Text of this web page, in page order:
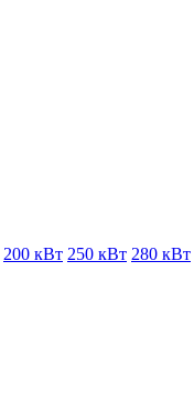
200 кВт 250 кВт 280 кВт